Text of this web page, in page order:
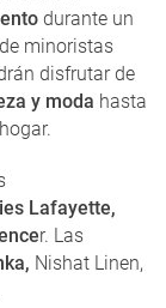
durante un
minoristas
disfrutar de
y moda hasta
Lafayette,
r. Las
Nishat Linen,